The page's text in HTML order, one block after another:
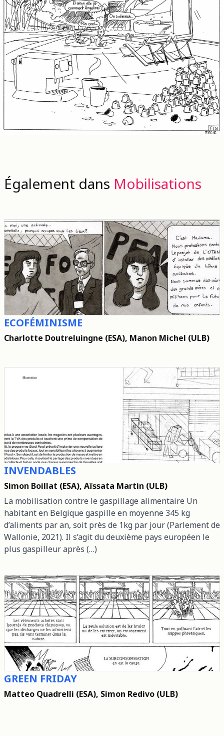
Également dans Mobilisations
ECOFÉMINISME
Charlotte Doutreluingne (ESA), Manon Michel (ULB)
INVENDABLES
Simon Boillat (ESA), Aïssata Martin (ULB)
La mobilisation contre le gaspillage alimentaire Un
habitant en Belgique gaspille en moyenne 345 kg
d’aliments par an, soit près de 1kg par jour (Parlement de
Wallonie, 2021). Il s’agit du deuxième pays européen le
plus gaspilleur après (…)
GREEN FRIDAY
Matteo Quadrelli (ESA), Simon Redivo (ULB)